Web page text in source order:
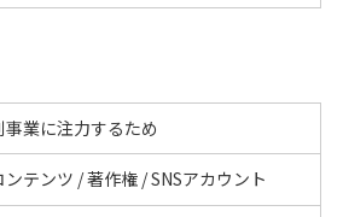
事業に注力するため
ンテンツ / 著作権 / SNSアカウント